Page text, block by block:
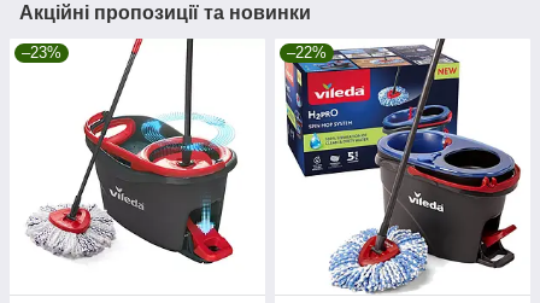
Акційні пропозиції та новинки
–23% –22%